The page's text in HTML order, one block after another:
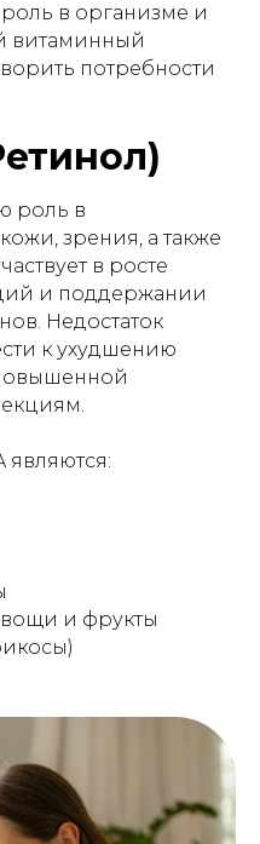
в организме и
витаминный
потребности
роль в
зрения, а также
в росте
и поддержании
Недостаток
к ухудшению
являются:
и фрукты